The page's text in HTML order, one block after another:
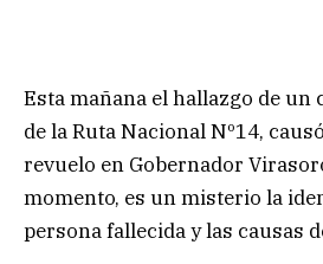
Esta mañana el hallazgo de un
de la Ruta Nacional Nº14,
revuelo en Gobernador
momento, es un misterio la
persona fallecida y las causas